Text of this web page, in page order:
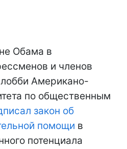
Обама в
и членов
Американо-
по общественным
закон об
помощи в
потенциала